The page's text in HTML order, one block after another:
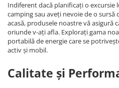
Indiferent dacă planificați o excursie
camping sau aveți nevoie de o sursă
acasă, produsele noastre vă asigură
oriunde v-ați afla. Explorați gama
portabilă de energie care se
activ și mobil.
Calitate și